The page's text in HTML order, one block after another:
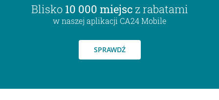
Blisko 10 000 miejsc z rabatami
w naszej aplikacji CA24 Mobile
SPRAWDŹ